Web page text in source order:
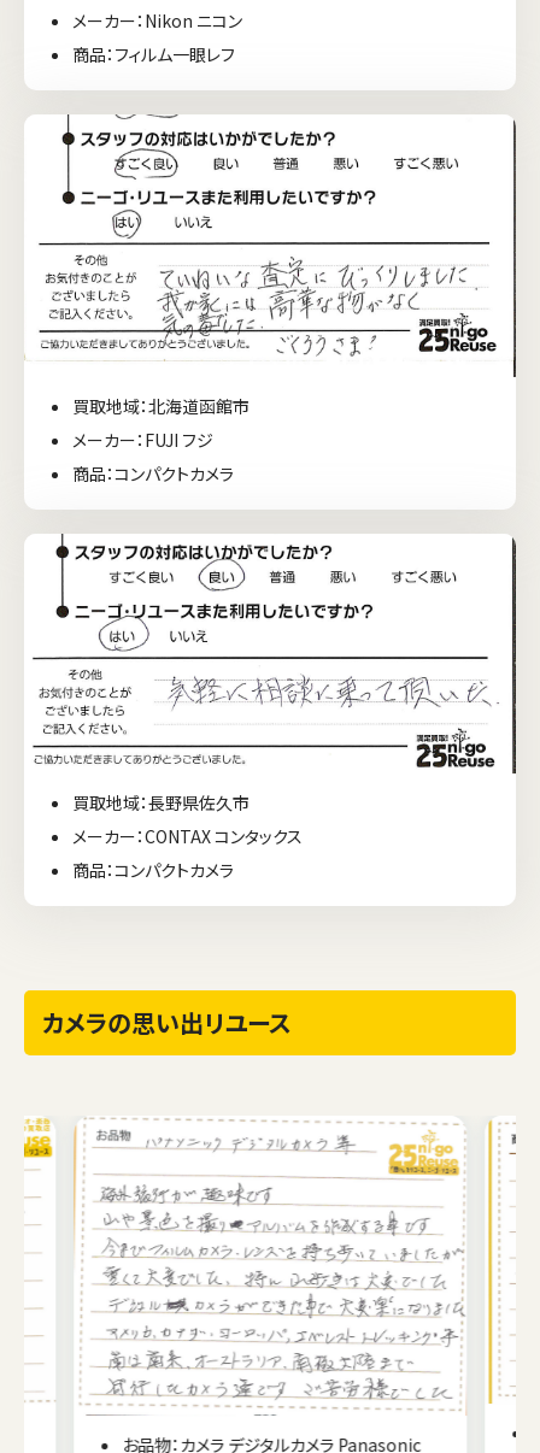
メーカー：Nikon ニコン
商品：フィルム一眼レフ
買取地域：北海道函館市
メーカー：FUJI フジ
商品：コンパクトカメラ
買取地域：長野県佐久市
メーカー：CONTAX コンタックス
商品：コンパクトカメラ
カメラの思い出リユース
お品物：カメラ ミラーレス一眼 Canon EOS kiss